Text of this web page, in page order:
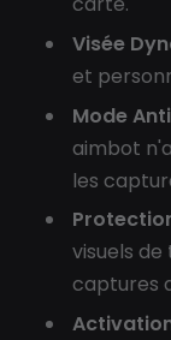
Visée
et
Mode
aimbot
les
visuels
captures